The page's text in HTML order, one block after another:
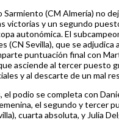
Sarmiento (CM Almería) no
victorias y un segundo
autonómica. El
(CN Sevilla), que se adjudica
puntuación final con
asciende al tercer puesto
y al descarte de un mal
el podio se completa con
el segundo y tercer
cuarta absoluta, y Julia